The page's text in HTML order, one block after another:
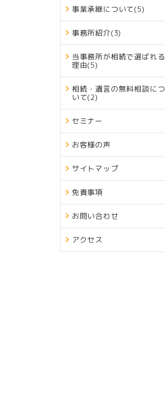
事業承継について(5)
事務所紹介(3)
当事務所が相続で選ばれる
理由(5)
相続・遺言の無料相談につ
いて(2)
セミナー
お客様の声
サイトマップ
免責事項
お問い合わせ
アクセス